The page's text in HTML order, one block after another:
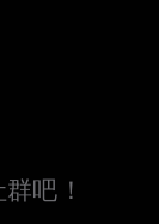
吧！